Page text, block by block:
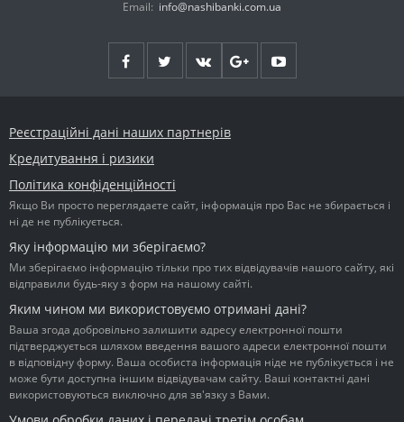
Email: info@nashibanki.com.ua
Реєстраційні дані наших партнерів
Кредитування і ризики
Політика конфіденційності
Якщо Ви просто переглядаєте сайт, інформація про Вас не збирається і
ні де не публікується.
Яку інформацію ми зберігаємо?
Ми зберігаємо інформацію тільки про тих відвідувачів нашого сайту, які
відправили будь-яку з форм на нашому сайті.
Яким чином ми використовуємо отримані дані?
Ваша згода добровільно залишити адресу електронної пошти
підтверджується шляхом введення вашого адреси електронної пошти
в відповідну форму. Ваша особиста інформація ніде не публікується і не
може бути доступна іншим відвідувачам сайту. Ваші контактні дані
використовуються виключно для зв'язку з Вами.